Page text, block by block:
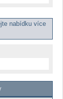
nabídku více